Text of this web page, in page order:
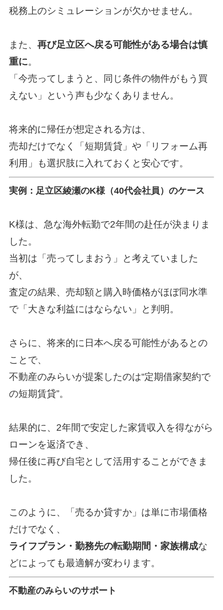
税務上のシミュレーションが欠かせません。
また、 再び足立区へ戻る可能性がある場合は慎
重に。
「今売ってしまうと、同じ条件の物件がもう買
えない」という声も少なくありません。
将来的に帰任が想定される方は、
売却だけでなく「短期賃貸」や「リフォーム再
利用」も選択肢に入れておくと安心です。
実例：足立区綾瀬のK様（40代会社員）のケース
K様は、急な海外転勤で2年間の赴任が決まりま
した。
当初は「売ってしまおう」と考えていました
が、
査定の結果、売却額と購入時価格がほぼ同水準
で「大きな利益にはならない」と判明。
さらに、将来的に日本へ戻る可能性があるとの
ことで、
不動産のみらいが提案したのは“定期借家契約で
の短期賃貸”。
結果的に、2年間で安定した家賃収入を得ながら
ローンを返済でき、
帰任後に再び自宅として活用することができま
した。
このように、「売るか貸すか」は単に市場価格
だけでなく、
ライフプラン・勤務先の転勤期間・家族構成な
どによっても最適解が変わります。
不動産のみらいのサポート